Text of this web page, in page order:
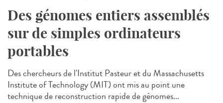
Des génomes entiers assemblés
sur de simples ordinateurs
portables
Des chercheurs de l'Institut Pasteur et du Massachusetts
Institute of Technology (MIT) ont mis au point une
technique de reconstruction rapide de génomes...